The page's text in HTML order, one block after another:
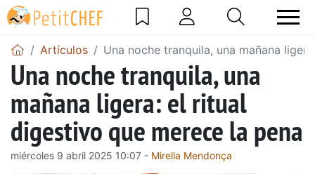
Artículos Una noche tranquila, una mañana
Una noche tranquila, una
mañana ligera: el ritual
digestivo que merece la pena
miércoles 9 abril 2025 10:07 - Mirella Mendonça